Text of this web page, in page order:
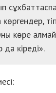
көре
кіреді».